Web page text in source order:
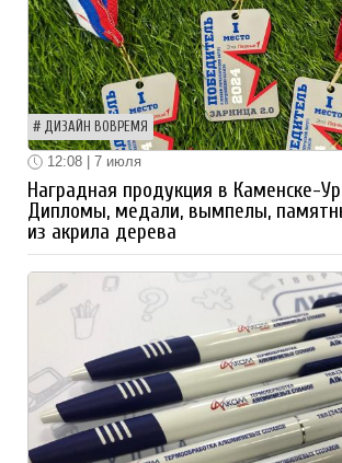
ДИЗАЙН ВОВРЕМЯ
12:08 | 7 июля
Наградная продукция в Каменске-
Дипломы, медали, вымпелы,
из акрила дерева